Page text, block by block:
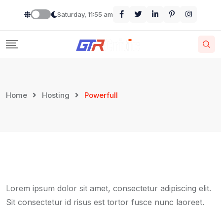
Saturday, 11:55 am
Home Hosting Powerfull
Lorem ipsum dolor sit amet, consectetur adipiscing elit.
Sit consectetur id risus est tortor fusce nunc laoreet.